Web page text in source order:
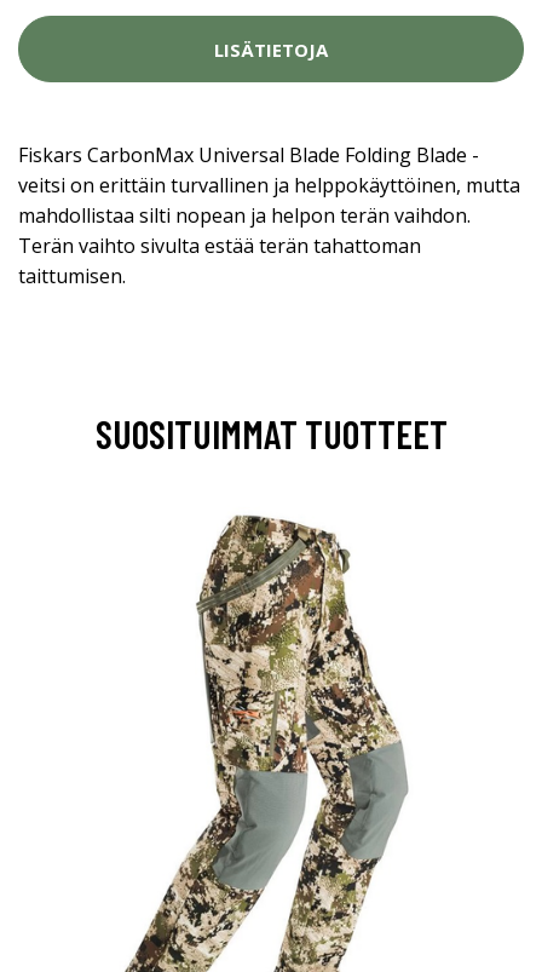
LISÄTIETOJA
Fiskars CarbonMax Universal Blade Folding Blade -
veitsi on erittäin turvallinen ja helppokäyttöinen, mutta
mahdollistaa silti nopean ja helpon terän vaihdon.
Terän vaihto sivulta estää terän tahattoman
taittumisen.
SUOSITUIMMAT TUOTTEET